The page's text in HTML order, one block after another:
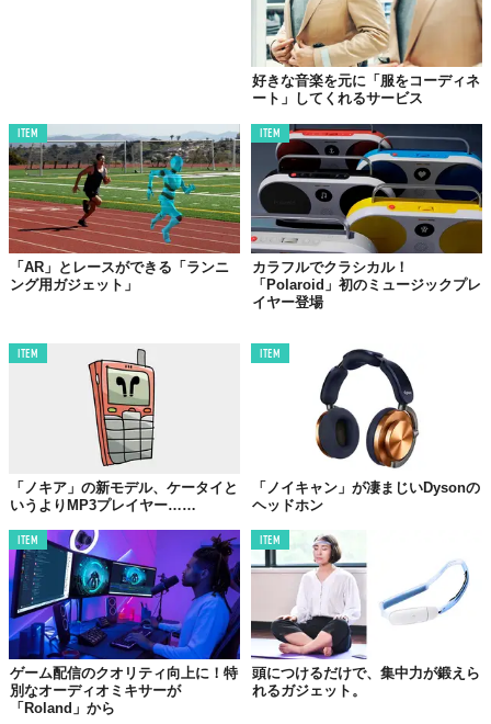
好きな音楽を元に「服をコーディネ
ート」してくれるサービス
ITEM
「AR」とレースができる「ランニ
ング用ガジェット」
ITEM
カラフルでクラシカル！
「Polaroid」初のミュージックプレ
イヤー登場
ITEM
「ノキア」の新モデル、ケータイと
いうよりMP3プレイヤー……
ITEM
「ノイキャン」が凄まじいDysonの
ヘッドホン
ITEM
ゲーム配信のクオリティ向上に！特
別なオーディオミキサーが
「Roland」から
ITEM
頭につけるだけで、集中力が鍛えら
れるガジェット。